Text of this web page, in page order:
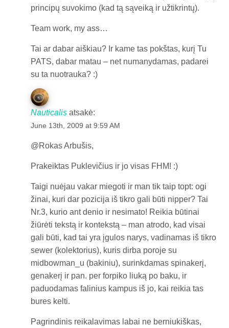
principų suvokimo (kad tą sąveiką ir užtikrintų).
Team work, my ass…
Tai ar dabar aiškiau? Ir kame tas pokštas, kurį Tu
PATS, dabar matau – net numanydamas, padarei
su ta nuotrauka? :)
Nauticalis atsakė:
June 13th, 2009 at 9:59 AM
@Rokas Arbušis,
Prakeiktas Puklevičius ir jo visas FHM! :)
Taigi nuėjau vakar miegoti ir man tik taip topt: ogi
žinai, kuri dar pozicija iš tikro gali būti nipper? Tai
Nr.3, kurio ant denio ir nesimato! Reikia būtinai
žiūrėti tekstą ir kontekstą – man atrodo, kad visai
gali būti, kad tai yra įgulos narys, vadinamas iš tikro
sewer (kolektorius), kuris dirba poroje su
midbowman_u (bakiniu), surinkdamas spinakerį,
genakerį ir pan. per forpiko liuką po baku, ir
paduodamas falinius kampus iš jo, kai reikia tas
bures kelti.
Pagrindinis reikalavimas labai ne berniukiškas,